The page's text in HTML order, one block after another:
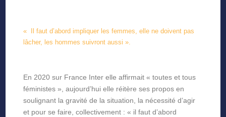
« Il faut d’abord impliquer les femmes, elle ne doivent pas
lâcher, les hommes suivront aussi ».
En 2020 sur France Inter elle affirmait « toutes et tous
féministes », aujourd’hui elle réitère ses propos en
soulignant la gravité de la situation, la nécessité d’agir
et pour se faire, collectivement : « il faut d’abord